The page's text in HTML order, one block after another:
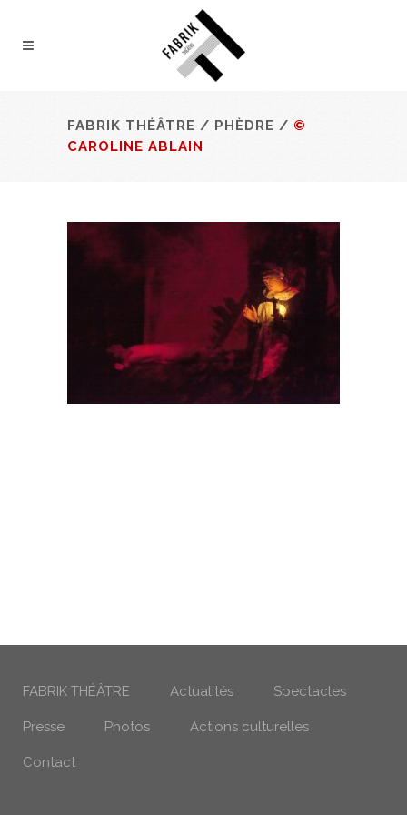
FABRIK THÉÂTRE / PHÈDRE / ©
CAROLINE ABLAIN
FABRIK THÉÂTRE Actualités Spectacles
Presse Photos Actions culturelles
Contact